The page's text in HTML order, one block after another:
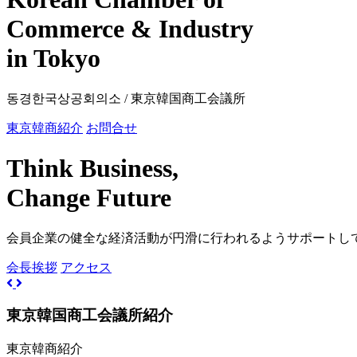
Commerce & Industry
in Tokyo
동경한국상공회의소 / 東京韓国商工会議所
東京韓商紹介 お問合せ
Think Business,
Change Future
会員企業の健全な経済活動が円滑に行われるようサポートし
会長挨拶 アクセス
Previous
東京韓国商工会議所紹介
東京韓商紹介